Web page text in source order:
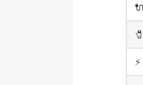
🔌
🧷
⚡